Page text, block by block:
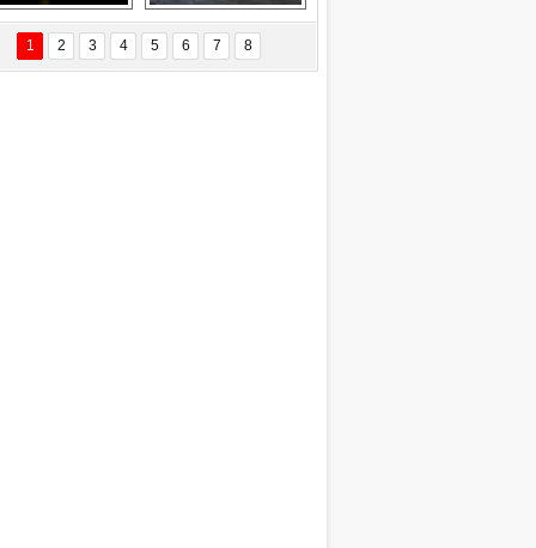
ÖZYANIK
Değişti?
Delta uçağına
yıldırım çarptı
Ford Focus RS
(2015)
1 2 3 4 5 6 7 8